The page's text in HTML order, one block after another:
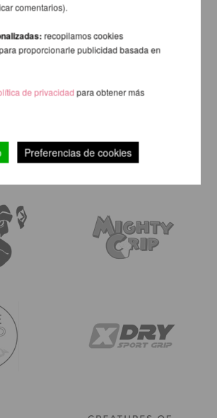
comentarios).
recopilamos cookies
proporcionarle publicidad basada en
de privacidadpara obtener más
Preferencias de cookies